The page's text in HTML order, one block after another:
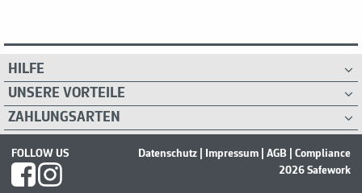
HILFE
UNSERE VORTEILE
ZAHLUNGSARTEN
FOLLOW US Datenschutz Impressum AGB
Compliance
2026 Safework